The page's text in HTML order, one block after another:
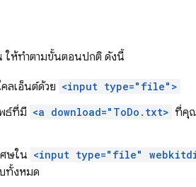
ให้ทำตามขั้นตอนปกติ ดังนี้
ลเอ็นต์ด้วย <input type="file">
ธ์ที่มี <a download="ToDo.txt> ที่คุ
ษใน <input type="file"
บทั้งหมด